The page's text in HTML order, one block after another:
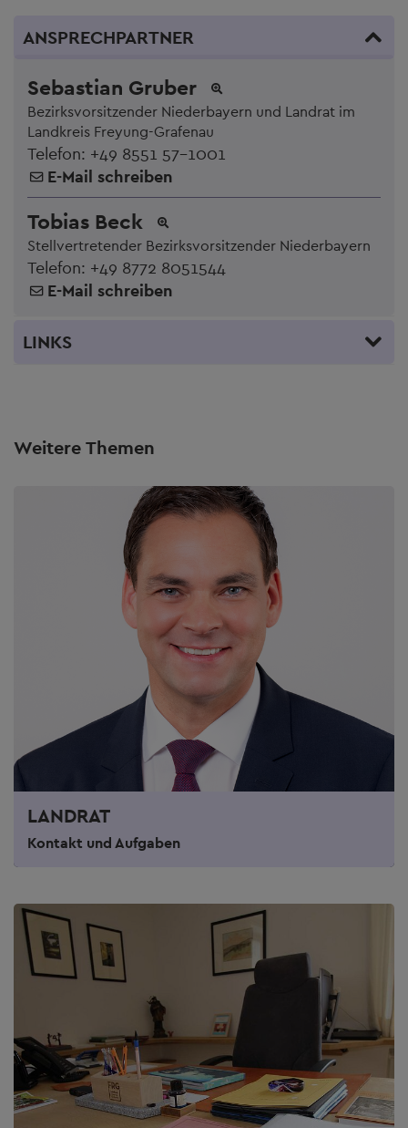
ANSPRECHPARTNER
Sebastian Gruber
Bezirksvorsitzender Niederbayern und Landrat im
Landkreis Freyung-Grafenau
Telefon: +49 8551 57-1001
E-Mail schreiben
Tobias Beck
Stellvertretender Bezirksvorsitzender Niederbayern
Telefon: +49 8772 8051544
E-Mail schreiben
LINKS
Weitere Themen
LANDRAT
Kontakt und Aufgaben